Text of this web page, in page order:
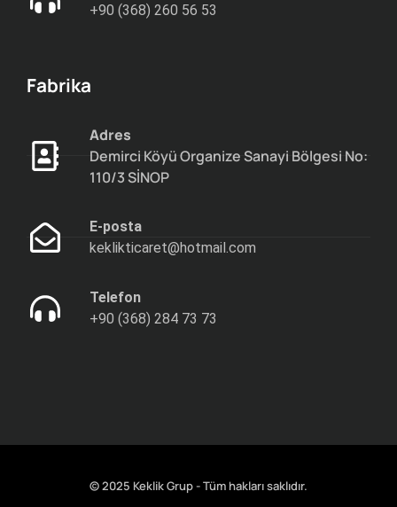
+90 (368) 260 56 53
Fabrika
Adres
Demirci Köyü Organize Sanayi Bölgesi No:
110/3 SİNOP
E-posta
keklikticaret@hotmail.com
Telefon
+90 (368) 284 73 73
© 2025 Keklik Grup - Tüm hakları saklıdır.